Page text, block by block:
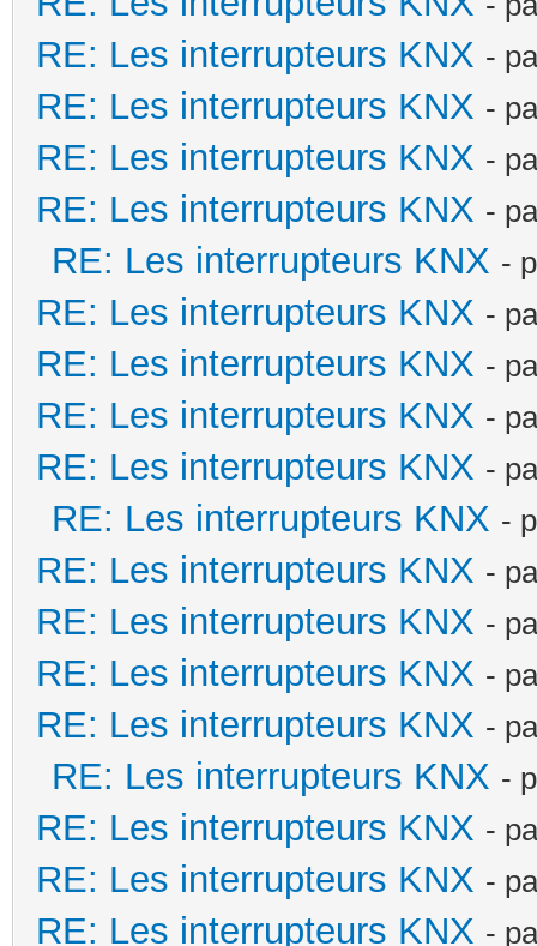
RE: Les interrupteurs KNX -
RE: Les interrupteurs KNX -
RE: Les interrupteurs KNX -
RE: Les interrupteurs KNX -
RE: Les interrupteurs KNX -
RE: Les interrupteurs KNX -
RE: Les interrupteurs KNX -
RE: Les interrupteurs KNX -
RE: Les interrupteurs KNX -
RE: Les interrupteurs KNX -
RE: Les interrupteurs KNX -
RE: Les interrupteurs KNX -
RE: Les interrupteurs KNX -
RE: Les interrupteurs KNX -
RE: Les interrupteurs KNX -
RE: Les interrupteurs KNX -
RE: Les interrupteurs KNX -
RE: Les interrupteurs KNX -